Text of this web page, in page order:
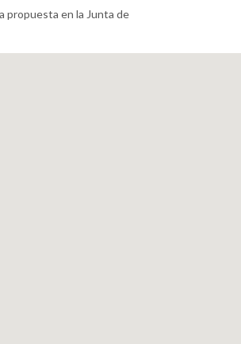
propuesta en la Junta de